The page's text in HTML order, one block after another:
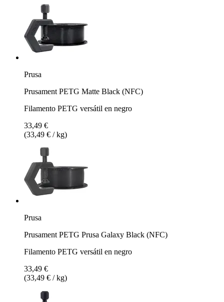
Prusa
Prusament PETG Matte Black (NFC)
Filamento PETG versátil en negro
33,49 €
(33,49 € / kg)
Prusa
Prusament PETG Prusa Galaxy Black (NFC)
Filamento PETG versátil en negro
33,49 €
(33,49 € / kg)